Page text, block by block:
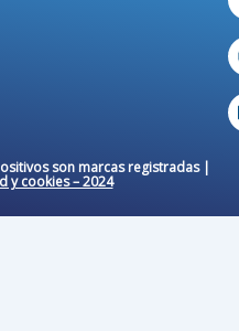
son marcas registradas |
y cookies – 2024